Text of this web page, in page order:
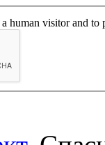
human visitor and to